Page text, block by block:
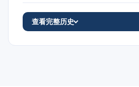
查看完整历史